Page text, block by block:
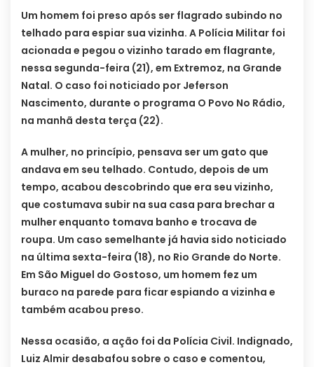
Um homem foi preso após ser flagrado subindo no
telhado para espiar sua vizinha. A Polícia Militar foi
acionada e pegou o vizinho tarado em flagrante,
nessa segunda-feira (21), em Extremoz, na Grande
Natal. O caso foi noticiado por Jeferson
Nascimento, durante o programa O Povo No Rádio,
na manhã desta terça (22).
A mulher, no princípio, pensava ser um gato que
andava em seu telhado. Contudo, depois de um
tempo, acabou descobrindo que era seu vizinho,
que costumava subir na sua casa para brechar a
mulher enquanto tomava banho e trocava de
roupa. Um caso semelhante já havia sido noticiado
na última sexta-feira (18), no Rio Grande do Norte.
Em São Miguel do Gostoso, um homem fez um
buraco na parede para ficar espiando a vizinha e
também acabou preso.
Nessa ocasião, a ação foi da Polícia Civil. Indignado,
Luiz Almir desabafou sobre o caso e comentou,